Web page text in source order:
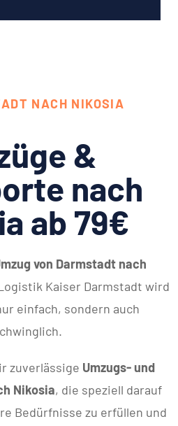
NACH NIKOSIA
&
nach
ab 79€
von Darmstadt nach
Kaiser Darmstadt wird
einfach, sondern auch
zuverlässige Umzugs- und
Nikosia, die speziell darauf
Bedürfnisse zu erfüllen und